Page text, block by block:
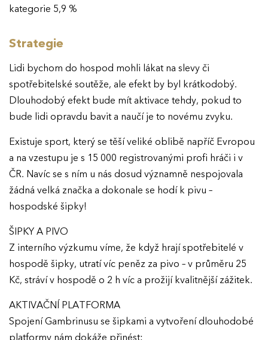
kategorie 5,9 %
Strategie
Lidi bychom do hospod mohli lákat na slevy či
spotřebitelské soutěže, ale efekt by byl krátkodobý.
Dlouhodobý efekt bude mít aktivace tehdy, pokud to
bude lidi opravdu bavit a naučí je to novému zvyku.
Existuje sport, který se těší veliké oblibě napříč Evropou
a na vzestupu je s 15 000 registrovanými profi hráči i v
ČR. Navíc se s ním u nás dosud významně nespojovala
žádná velká značka a dokonale se hodí k pivu –
hospodské šipky!
ŠIPKY A PIVO
Z interního výzkumu víme, že když hrají spotřebitelé v
hospodě šipky, utratí víc peněz za pivo – v průměru 25
Kč, stráví v hospodě o 2 h víc a prožijí kvalitnější zážitek.
AKTIVAČNÍ PLATFORMA
Spojení Gambrinusu se šipkami a vytvoření dlouhodobé